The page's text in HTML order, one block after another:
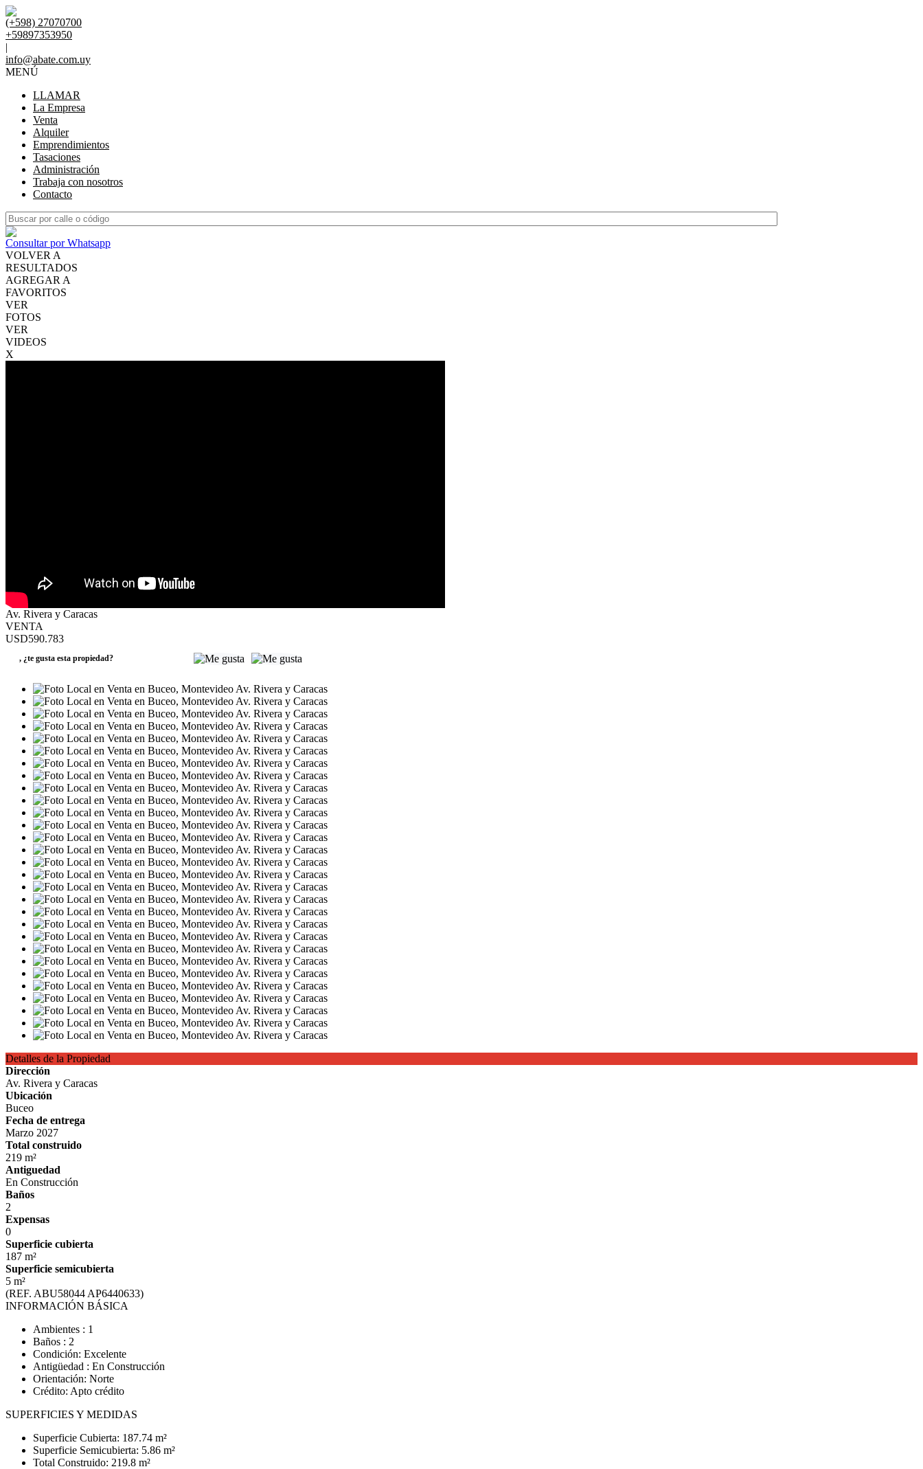
(+598) 27070700
+59897353950
|
info@abate.com.uy
MENÚ
LLAMAR
La Empresa
Venta
Alquiler
Emprendimientos
Tasaciones
Administración
Trabaja con nosotros
Contacto
Consultar por Whatsapp
VOLVER A
RESULTADOS
AGREGAR A
FAVORITOS
VER
FOTOS
VER
VIDEOS
X
Av. Rivera y Caracas
VENTA
USD590.783
, ¿te gusta esta propiedad?
Detalles de la Propiedad
Dirección
Av. Rivera y Caracas
Ubicación
Buceo
Fecha de entrega
Marzo 2027
Total construido
219 m²
Antiguedad
En Construcción
Baños
2
Expensas
0
Superficie cubierta
187 m²
Superficie semicubierta
5 m²
(REF. ABU58044 AP6440633)
INFORMACIÓN BÁSICA
Ambientes : 1
Baños : 2
Condición: Excelente
Antigüedad : En Construcción
Orientación: Norte
Crédito: Apto crédito
SUPERFICIES Y MEDIDAS
Superficie Cubierta: 187.74 m²
Superficie Semicubierta: 5.86 m²
Total Construido: 219.8 m²